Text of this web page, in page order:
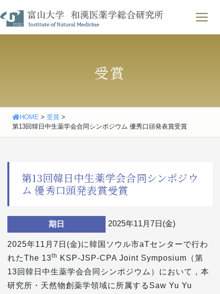
to
content
せ ｜ English
受賞
HOME > 受賞 >
第13回韓日中生薬学会合同シンポジウム 優秀口頭発表賞受賞
第13回韓日中生薬学会合同シンポジウ
ム 優秀口頭発表賞受賞
期日 2025年11月7日(金)
2025年11月7日(金)に韓国ソウル市aTセンターで行わ
れたThe 13th
KSP-JSP-CPA Joint Symposium（第
13回韓日中生薬学会合同シンポジウム）において，本
研究所・天然物創薬学領域に所属するSaw Yu Yu